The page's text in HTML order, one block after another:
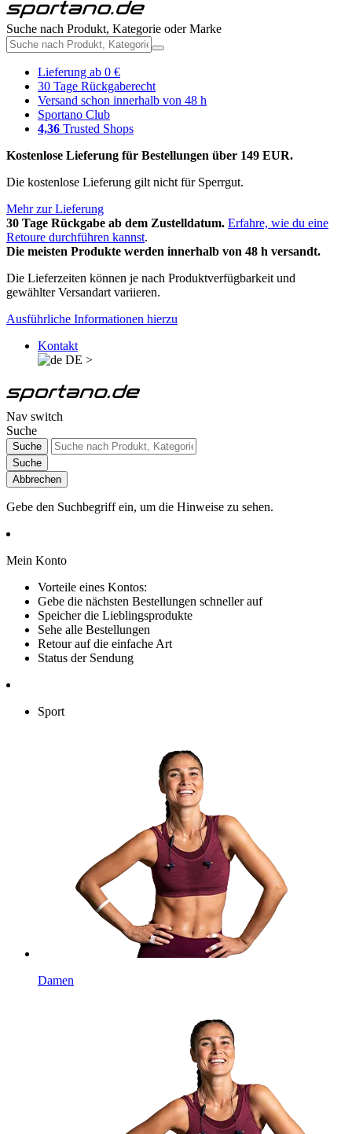
Suche nach Produkt, Kategorie oder Marke
Lieferung ab 0 €
30 Tage Rückgaberecht
Versand schon innerhalb von 48 h
Sportano Club
4,36 Trusted Shops
Kostenlose Lieferung für Bestellungen über 149 EUR.
Die kostenlose Lieferung gilt nicht für Sperrgut.
Mehr zur Lieferung
30 Tage Rückgabe ab dem Zustelldatum. Erfahre, wie du eine
Retoure durchführen kannst.
Die meisten Produkte werden innerhalb von 48 h versandt.
Die Lieferzeiten können je nach Produktverfügbarkeit und
gewählter Versandart variieren.
Ausführliche Informationen hierzu
Kontakt
DE >
Nav switch
Suche
Suche
Suche
Abbrechen
Gebe den Suchbegriff ein, um die Hinweise zu sehen.
Mein Konto
Vorteile eines Kontos:
Gebe die nächsten Bestellungen schneller auf
Speicher die Lieblingsprodukte
Sehe alle Bestellungen
Retour auf die einfache Art
Status der Sendung
Sport
Damen